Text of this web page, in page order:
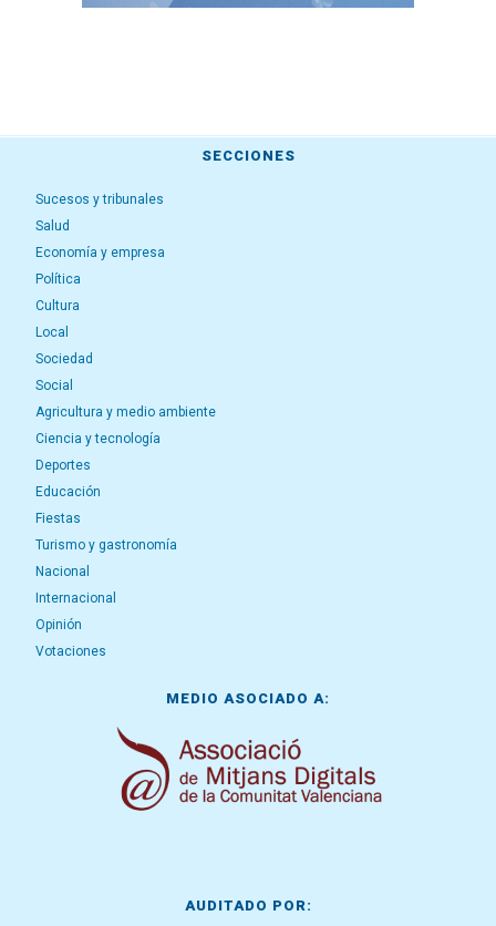
SECCIONES
Sucesos y tribunales
Salud
Economía y empresa
Política
Cultura
Local
Sociedad
Social
Agricultura y medio ambiente
Ciencia y tecnología
Deportes
Educación
Fiestas
Turismo y gastronomía
Nacional
Internacional
Opinión
Votaciones
MEDIO ASOCIADO A:
AUDITADO POR: